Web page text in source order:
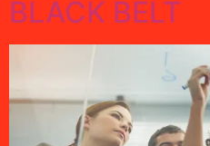
BLACK BELT